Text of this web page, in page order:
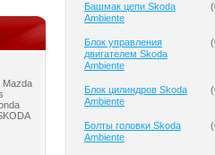
Mazda
Башмак цепи Skoda
Ambiente
(
Блок управления
двигателем Skoda
Ambiente
(
Блок цилиндров Skoda
Ambiente
(
Болты головки Skoda
Ambiente
(